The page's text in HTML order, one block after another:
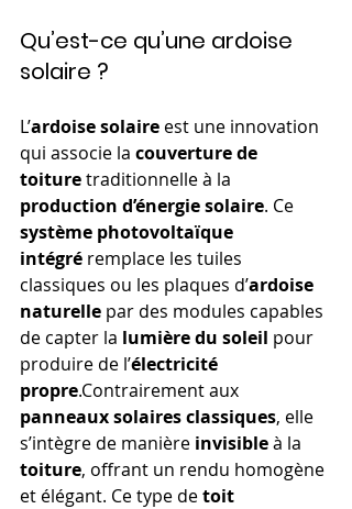
Qu’est-ce qu’une ardoise
solaire ?
L’ardoise solaire est une innovation
qui associe la couverture de
toiture traditionnelle à la
production d’énergie solaire. Ce
système photovoltaïque
intégré remplace les tuiles
classiques ou les plaques d’ardoise
naturelle par des modules capables
de capter la lumière du soleil pour
produire de l’électricité
propre.Contrairement aux
panneaux solaires classiques, elle
s’intègre de manière invisible à la
toiture, offrant un rendu homogène
et élégant. Ce type de toit